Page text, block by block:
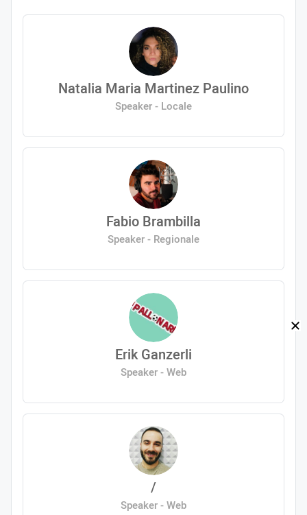
Natalia Maria Martinez Paulino
Speaker - Locale
Fabio Brambilla
Speaker - Regionale
Erik Ganzerli
Speaker - Web
/
Speaker - Web